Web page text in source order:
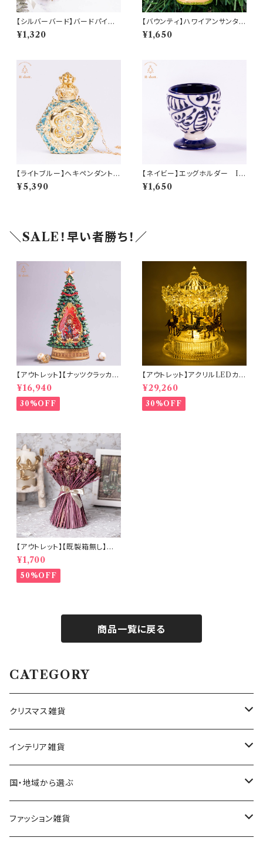
【シルバーバード】バードパイン
コーンオーナメント(hr-10618-
SL)
¥1,320
【バウンティ】ハワイアンサンタオ
ーナメント(am-4HIP6601-B
OUNTY)
¥1,650
【ライトブルー】ヘキペンダントア
トマイザー(am-LECZ4208)
¥5,390
【ネイビー】エッグホルダー IV
ANROS(イバンロス) (am-L
EVP4611)
¥1,650
＼SALE！早い者勝ち！／
【アウトレット】【ナッツクラッカー
ツリー】リキッドLEDスノードー
ム【電池・USB仕様】(hr-1093
4)
¥16,940
30%OFF
【アウトレット】アクリルLEDカル
ーセルミュージック(10350)
¥29,260
30%OFF
【アウトレット】【既製箱無し】ロ
ーズが主役のドライフラワーブ
ーケ (b8527)
¥1,700
50%OFF
商品一覧に戻る
CATEGORY
クリスマス雑貨
ハワイアンクリスマス雑貨
クリスマスツリー
ヌードツリー（飾りなし）
クリスマスオーナメント・飾り
インテリア雑貨
置物・オブジェ
小物入れ・小物置き
国・地域から選ぶ
イタリア
ファッション雑貨